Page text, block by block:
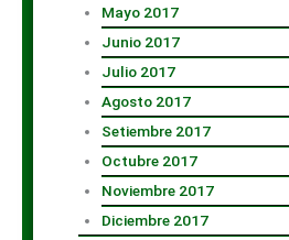
Mayo 2017
Junio 2017
Julio 2017
Agosto 2017
Setiembre 2017
Octubre 2017
Noviembre 2017
Diciembre 2017